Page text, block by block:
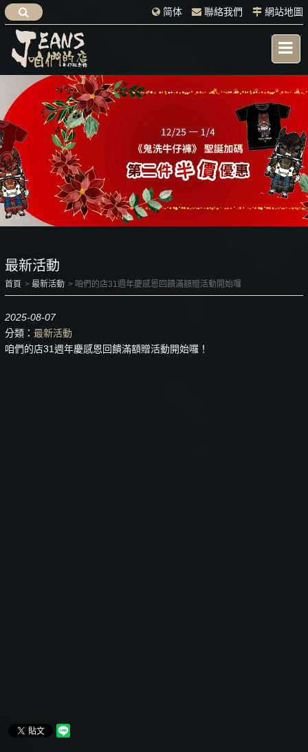
简体 聯絡我們 網站地圖
最新活動
首頁 最新活動 咱們的店31週年慶感恩回饋滿額贈活動開始囉
2025-08-07
分類： 最新活動
咱們的店31週年慶感恩回饋滿額贈活動開始囉！